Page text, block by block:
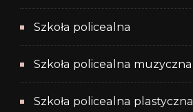
Szkoła policealna
Szkoła policealna muzyczna
Szkoła policealna plastyczna